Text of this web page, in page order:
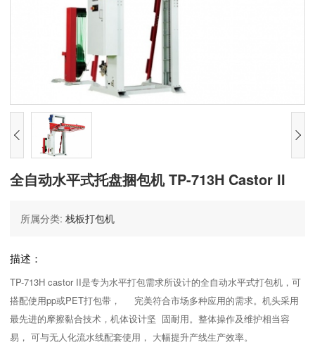
全自动水平式托盘捆包机 TP-713H Castor II
所属分类:栈板打包机
描述：
TP-713H castor II是专为水平打包需求所设计的全自动水平式打包机，可
搭配使用pp或PET打包带， 完美符合市场多种应用的需求。机头采用
最先进的摩擦黏合技术，机体设计坚 固耐用。整体操作及维护相当容
易， 可与无人化流水线配套使用， 大幅提升产线生产效率。